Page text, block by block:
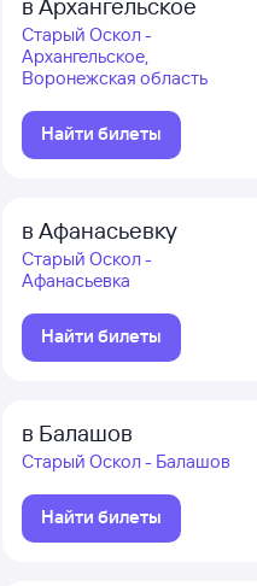
в Архангельское
Старый Оскол -
Архангельское,
Воронежская область
Найти билеты
в Афанасьевку
Старый Оскол -
Афанасьевка
Найти билеты
в Балашов
Старый Оскол - Балашов
Найти билеты